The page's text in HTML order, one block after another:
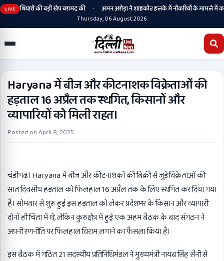
LIVE
ने हथियारों की बड़ी खेप बरामद की
अमन अरोड़ा ने शाहकोट हलके में नौकरियों के मामले में
Thursday, 06 August 2026
Haryana में बीज और कीटनाशक विक्रेताओं की
हड़ताल 16 अप्रैल तक स्थगित, किसानों और
व्यापारियों को मिली राहत।
Posted onApril 8, 2025
चंडीगढ़। Haryana में बीज और कीटनाशकों की बिक्री से जुड़े विक्रेताओं की
सात दिवसीय हड़ताल को फिलहाल 16 अप्रैल तक के लिए स्थगित कर दिया गया
है। सोमवार से शुरू हुई इस हड़ताल को लेकर प्रदेशभर के किसान और व्यापारी
दोनों ही चिंता में थे, लेकिन कुरुक्षेत्र में हुई एक अहम बैठक के बाद संगठन ने
अपनी रणनीति पर फिलहाल विराम लगाने का फैसला किया है।
इस बैठक में गठित 21 सदस्यीय प्रतिनिधिमंडल ने मुख्यमंत्री नायब सिंह सैनी से